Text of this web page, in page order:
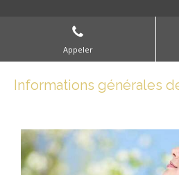
Appeler
Informations générales